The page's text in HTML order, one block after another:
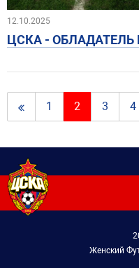
12.10.2025
ЦСКА - ОБЛАДАТЕЛЬ
1 2 3 4
Женский